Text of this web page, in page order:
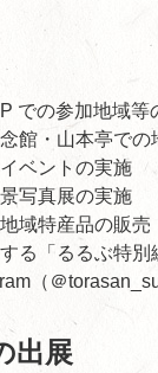
での参加地域等
館・山本亭で
ベントの実施
写真展の実施
域特産品の販売
る「るるぶ特
（＠
出展